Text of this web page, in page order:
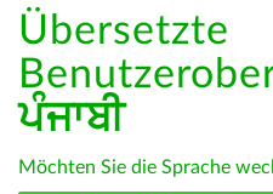
Übersetzte
ਪੰਜਾਬੀ
Möchten Sie die Sprache